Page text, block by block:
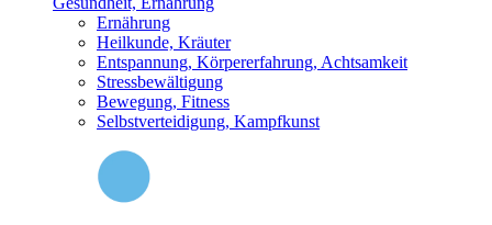
Ernährung
Heilkunde, Kräuter
Entspannung, Körpererfahrung, Achtsamkeit
Stressbewältigung
Bewegung, Fitness
Selbstverteidigung, Kampfkunst